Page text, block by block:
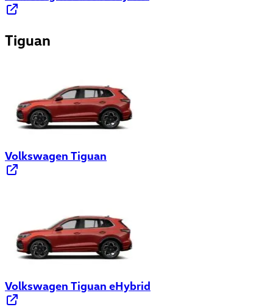
Tiguan
Volkswagen Tiguan
Volkswagen Tiguan eHybrid